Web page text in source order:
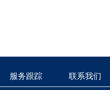
服务跟踪 联系我们